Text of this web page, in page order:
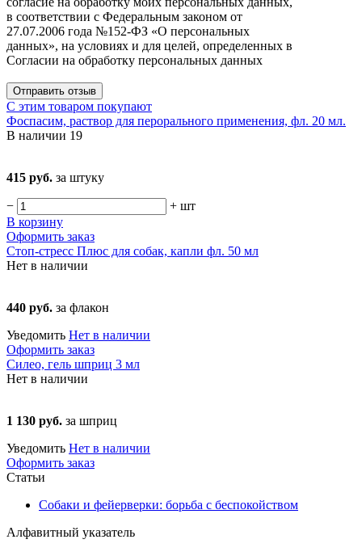
в соответствии с Федеральным законом от
27.07.2006 года №152-ФЗ «О персональных
данных», на условиях и для целей, определенных в
Согласии на обработку персональных данных
Отправить отзыв
С этим товаром покупают
Фоспасим, раствор для перорального применения, фл. 20 мл.
В наличии 19
415 руб. за штуку
− + шт
В корзину
Оформить заказ
Стоп-стресс Плюс для собак, капли фл. 50 мл
Нет в наличии
440 руб. за флакон
Уведомить Нет в наличии
Оформить заказ
Силео, гель шприц 3 мл
Нет в наличии
1 130 руб. за шприц
Уведомить Нет в наличии
Оформить заказ
Статьи
Собаки и фейерверки: борьба с беспокойством
Алфавитный указатель